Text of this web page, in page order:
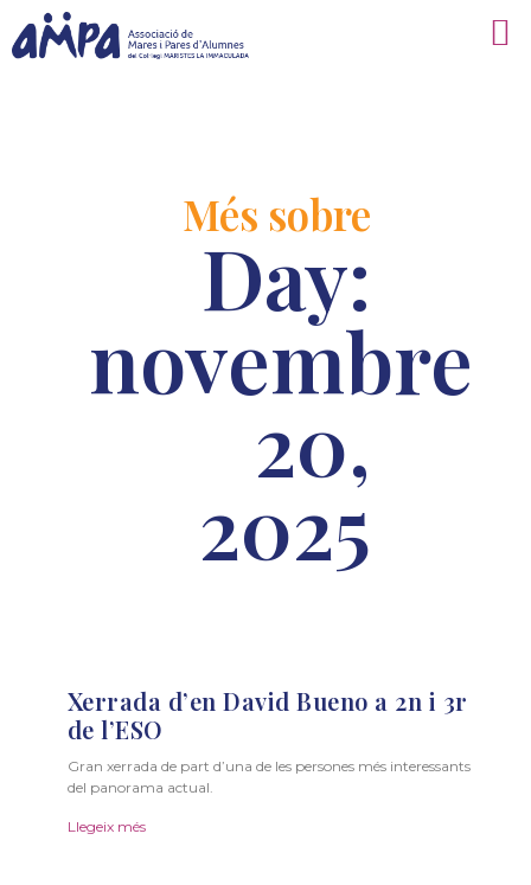
Més sobre
Day:
novembre
20,
2025
Xerrada d’en David Bueno a 2n i 3r
de l’ESO
Gran xerrada de part d’una de les persones més interessants
del panorama actual.
Llegeix més